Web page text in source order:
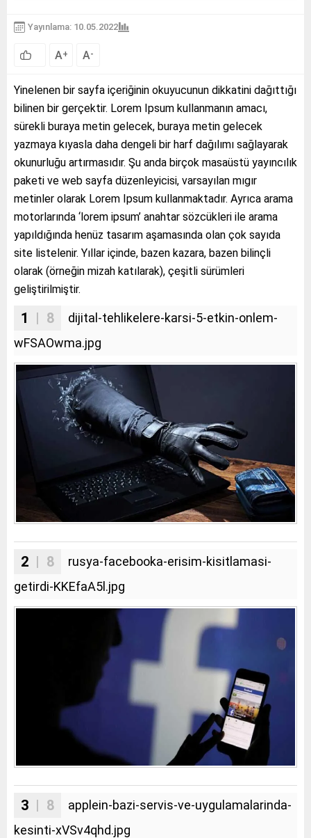
Yayınlama: 10.05.2022
A+ A-
Yinelenen bir sayfa içeriğinin okuyucunun dikkatini dağıttığı
bilinen bir gerçektir. Lorem Ipsum kullanmanın amacı,
sürekli buraya metin gelecek, buraya metin gelecek
yazmaya kıyasla daha dengeli bir harf dağılımı sağlayarak
okunurluğu artırmasıdır. Şu anda birçok masaüstü yayıncılık
paketi ve web sayfa düzenleyicisi, varsayılan mıgır
metinler olarak Lorem Ipsum kullanmaktadır. Ayrıca arama
motorlarında ‘lorem ipsum’ anahtar sözcükleri ile arama
yapıldığında henüz tasarım aşamasında olan çok sayıda
site listelenir. Yıllar içinde, bazen kazara, bazen bilinçli
olarak (örneğin mizah katılarak), çeşitli sürümleri
geliştirilmiştir.
1 | 8
dijital-tehlikelere-karsi-5-etkin-onlem-
wFSAOwma.jpg
2 | 8
rusya-facebooka-erisim-kisitlamasi-
getirdi-KKEfaA5l.jpg
3 | 8
applein-bazi-servis-ve-uygulamalarinda-
kesinti-xVSv4qhd.jpg